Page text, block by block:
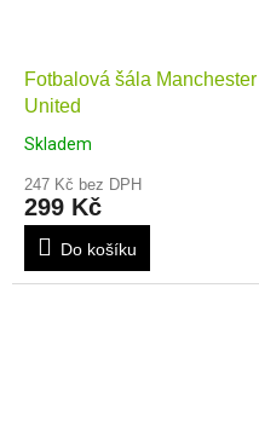
Fotbalová šála Manchester
United
Skladem
247 Kč bez DPH
299 Kč
Do košíku